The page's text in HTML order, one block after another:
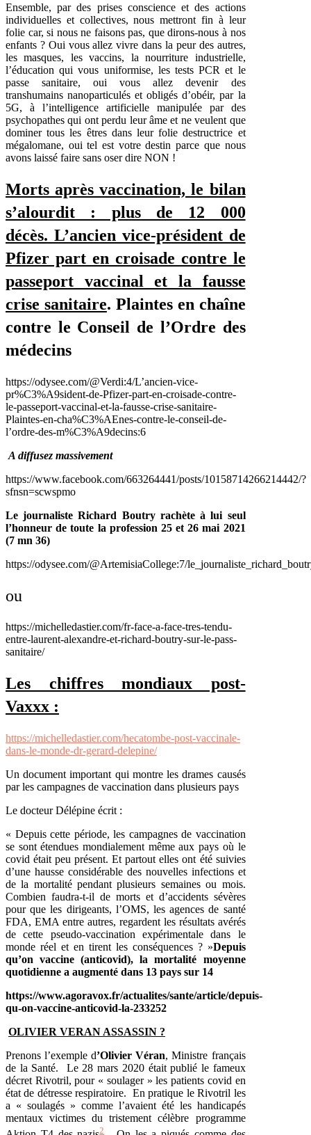
Ensemble, par des prises conscience et des actions
individuelles et collectives, nous mettront fin à leur
folie car, si nous ne faisons pas, que dirons-nous à nos
enfants ? Oui vous allez vivre dans la peur des autres,
les masques, les vaccins, la nourriture industrielle,
l’éducation qui vous uniformise, les tests PCR et le
passe sanitaire, oui vous allez devenir des
transhumains nanoparticulés et obligés d’obéir, par la
5G, à l’intelligence artificielle manipulée par des
psychopathes qui ont perdu leur âme et ne veulent que
dominer tous les êtres dans leur folie destructrice et
mégalomane, oui tel est votre destin parce que nous
avons laissé faire sans oser dire NON !
Morts après vaccination, le bilan
s’alourdit : plus de 12 000
décès. L’ancien vice-président de
Pfizer part en croisade contre le
passeport vaccinal et la fausse
crise sanitaire. Plaintes en chaîne
contre le Conseil de l’Ordre des
médecins
https://odysee.com/@Verdi:4/L’ancien-vice-
pr%C3%A9sident-de-Pfizer-part-en-croisade-contre-
le-passeport-vaccinal-et-la-fausse-crise-sanitaire-
Plaintes-en-cha%C3%AEnes-contre-le-conseil-de-
l’ordre-des-m%C3%A9decins:6
A diffusez massivement
https://www.facebook.com/663264441/posts/10158714266214442/?
sfnsn=scwspmo
Le journaliste Richard Boutry rachète à lui seul
l’honneur de toute la profession 25 et 26 mai 2021
(7 mn 36)
https://odysee.com/@ArtemisiaCollege:7/
ou
https://michelledastier.com/fr-face-a-face-tres-tendu-
entre-laurent-alexandre-et-richard-boutry-sur-le-pass-
sanitaire/
Les chiffres mondiaux post-
Vaxxx :
https://michelledastier.com/hecatombe-post-vaccinale-
dans-le-monde-dr-gerard-delepine/
Un document important qui montre les drames causés
par les campagnes de vaccination dans plusieurs pays
Le docteur Délépine écrit :
« Depuis cette période, les campagnes de vaccination
se sont étendues mondialement même aux pays où le
covid était peu présent. Et partout elles ont été suivies
d’une hausse considérable des nouvelles infections et
de la mortalité pendant plusieurs semaines ou mois.
Combien faudra-t-il de morts et d’accidents sévères
pour que les dirigeants, l’OMS, les agences de santé
FDA, EMA entre autres, regardent les résultats avérés
de cette pseudo-vaccination expérimentale dans le
monde réel et en tirent les conséquences ? »Depuis
qu’on vaccine (anticovid), la mortalité moyenne
quotidienne a augmenté dans 13 pays sur 14
https://www.agoravox.fr/actualites/sante/article/depuis-
qu-on-vaccine-anticovid-la-233252
OLIVIER VERAN ASSASSIN ?
Prenons l’exemple d’Olivier Véran, Ministre français
de la Santé. Le 28 mars 2020 était publié le fameux
décret Rivotril, pour « soulager » les patients covid en
état de détresse respiratoire. En pratique le Rivotril les
a « soulagés » comme l’avaient été les handicapés
mentaux victimes du tristement célèbre programme
2